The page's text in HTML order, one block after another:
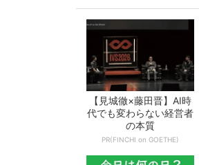
【見城徹×藤田晋】AI時
代でも変わらない経営者
の本質
PR(FINCHI on GOETHE)